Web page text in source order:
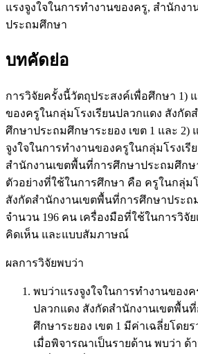
แรงจูงใจในการทำงานของครู, สำนักง
ประถมศึกษา
บทคัดย่อ
การวิจัยครั้งนี้วัตถุประสงค์เพื่อศึกษา 1)
ของครูในกลุ่มโรงเรียนปลวกแดง สังกัด
ศึกษาประถมศึกษาระยอง เขต 1 และ 2)
จูงใจในการทำงานของครูในกลุ่มโรงเรี
สำนักงานเขตพื้นที่การศึกษาประถมศึกษ
ตัวอย่างที่ใช้ในการศึกษา คือ ครูในกลุ่ม
สังกัดสำนักงานเขตพื้นที่การศึกษาประถ
จำนวน 196 คน เครื่องมือที่ใช้ในการวิจั
คิดเห็น และแบบสัมภาษณ์
ผลการวิจัยพบว่า
พบว่าแรงจูงใจในการทำงานของ
ปลวกแดง สังกัดสำนักงานเขตพื้น
ศึกษาระยอง เขต 1 มีค่าเฉลี่ยโดย
เมื่อพิจารณาเป็นรายด้าน พบว่า